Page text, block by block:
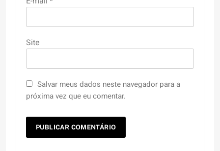
Site
Salvar meus dados neste navegador para a
próxima vez que eu comentar.